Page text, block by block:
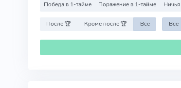
Победа в 1-тайме Поражение в 1-тайме
После 🏆 Кроме после 🏆 Все Все